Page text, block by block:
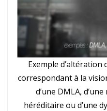
Exemple d’altération
correspondant à la
d’une DMLA,
héréditaire ou d’une